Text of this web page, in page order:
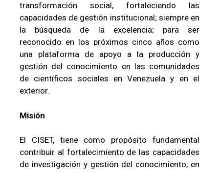
transformación social, fortaleciendo las
capacidades de gestión institucional; siempre en
la búsqueda de la excelencia; para ser
reconocido en los próximos cinco años como
una plataforma de apoyo a la producción y
gestión del conocimiento en las comunidades
de científicos sociales en Venezuela y en el
exterior.
Misión
El CISET, tiene como propósito fundamental
contribuir al fortalecimiento de las capacidades
de investigación y gestión del conocimiento, en